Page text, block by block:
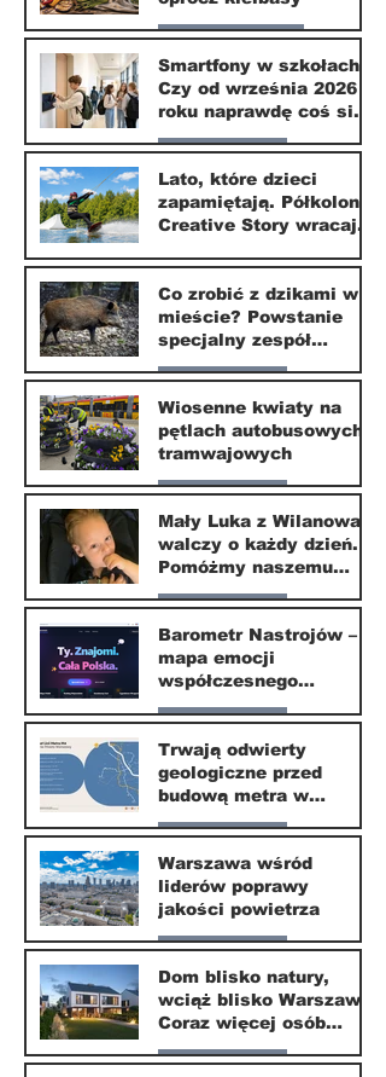
Zdrowie i uroda
1 lip
Smartfony w szkołach.
Czy od września 2026
roku naprawdę coś się
zmieni?
Nasze miasto
1 lip
Lato, które dzieci
zapamiętają. Półkolonie
Creative Story wracają
20 kwi
Co zrobić z dzikami w
mieście? Powstanie
specjalny zespół
ekspertów
Nasze miasto
20 kwi
Wiosenne kwiaty na
pętlach autobusowych i
tramwajowych
Nasze miasto
20 kwi
Mały Luka z Wilanowa
walczy o każdy dzień.
Pomóżmy naszemu
małemu sąsiadowi
odzyskać dzieciństwo
Nasze miasto
30 mar
Barometr Nastrojów –
mapa emocji
współczesnego
społeczeństwa
Nasze miasto
30 mar
Trwają odwierty
geologiczne przed
budową metra w
Wilanowie
Nasze miasto
24 mar
Warszawa wśród
liderów poprawy
jakości powietrza
Nasze miasto
24 mar
Dom blisko natury,
wciąż blisko Warszawy.
Coraz więcej osób
wybiera ten kierunek
Nasze miasto